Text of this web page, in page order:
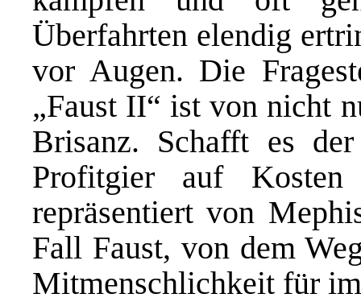
Überfahrten elendig
vor Augen. Die
„Faust II“ ist von nicht
Brisanz. Schafft es
Profitgier auf Kosten
repräsentiert von
Fall Faust, von dem
Mitmenschlichkeit für